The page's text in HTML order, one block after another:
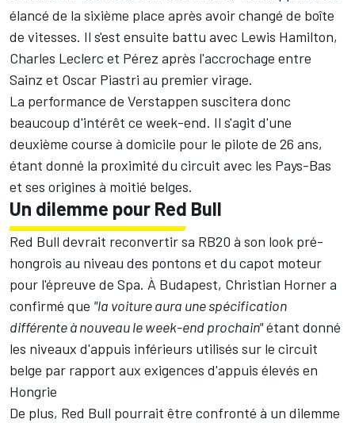
élancé de la sixième place après avoir changé de boîte
de vitesses. Il s'est ensuite battu avec Lewis Hamilton,
Charles Leclerc et Pérez après l'accrochage entre
Sainz et Oscar Piastri au premier virage.
La performance de Verstappen suscitera donc
beaucoup d'intérêt ce week-end. Il s'agit d'une
deuxième course à domicile pour le pilote de 26 ans,
étant donné la proximité du circuit avec les Pays-Bas
et ses origines à moitié belges.
Un dilemme pour Red Bull
Red Bull devrait reconvertir sa RB20 à son look pré-
hongrois au niveau des pontons et du capot moteur
pour l'épreuve de Spa. À Budapest, Christian Horner a
confirmé que "la voiture aura une spécification
différente à nouveau le week-end prochain"étant donné
les niveaux d'appuis inférieurs utilisés sur le circuit
belge par rapport aux exigences d'appuis élevés en
Hongrie
De plus, Red Bull pourrait être confronté à un dilemme